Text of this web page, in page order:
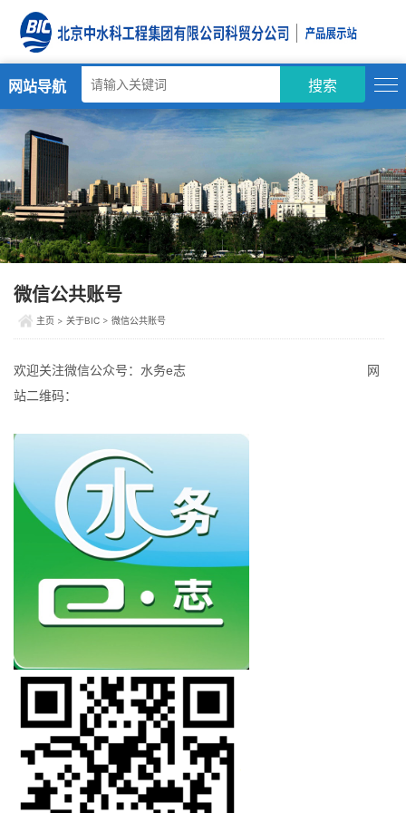
网站导航 搜索
微信公共账号
主页 >关于BIC >微信公共账号
欢迎关注微信公众号：水务e志 网
站二维码：